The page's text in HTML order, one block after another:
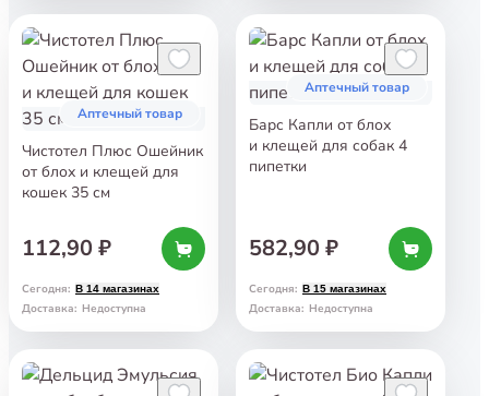
Аптечный товар
Чистотел Плюс Ошейник
от блох и клещей для
кошек 35 см
112,90 ₽
Сегодня: В 14 магазинах
Доставка: Недоступна
Аптечный товар
Барс Капли от блох
и клещей для собак 4
пипетки
582,90 ₽
Сегодня: В 15 магазинах
Доставка: Недоступна